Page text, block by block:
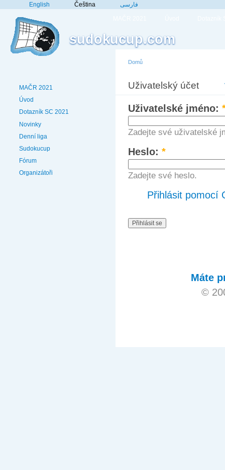
English Čeština فارسی
sudokucup.com
MAČR 2021
Úvod
Dotazník SC 2021
Novinky
Denní liga
Sudokucup
Fórum
Organizátoři
Domů
Uživatelský účet
Uživatelské jméno:
Zadejte své uživatelské
Heslo: *
Zadejte své heslo.
Přihlásit pomocí
Máte
©